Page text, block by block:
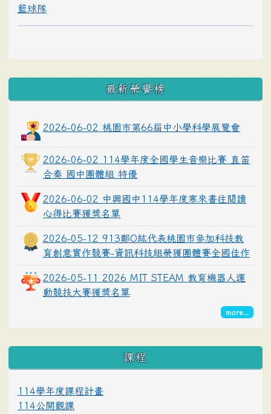
籃球隊
最新榮譽榜
2026-06-02 桃園市第66屆中小學科學展覽會
2026-06-02 114學年度全國學生音樂比賽 直笛
合奏 國中團體組 特優
2026-06-02 中興國中114學年度寒來書往閱讀
心得比賽獲獎名單
2026-05-12 913鄭O紘代表桃園市參加科技教
育創意實作競賽-資訊科技組榮獲團體賽全國佳作
2026-05-11 2026 MIT STEAM 教育機器人運
動競技大賽獲獎名單
more...
課程
114學年度課程計畫
114公開觀課